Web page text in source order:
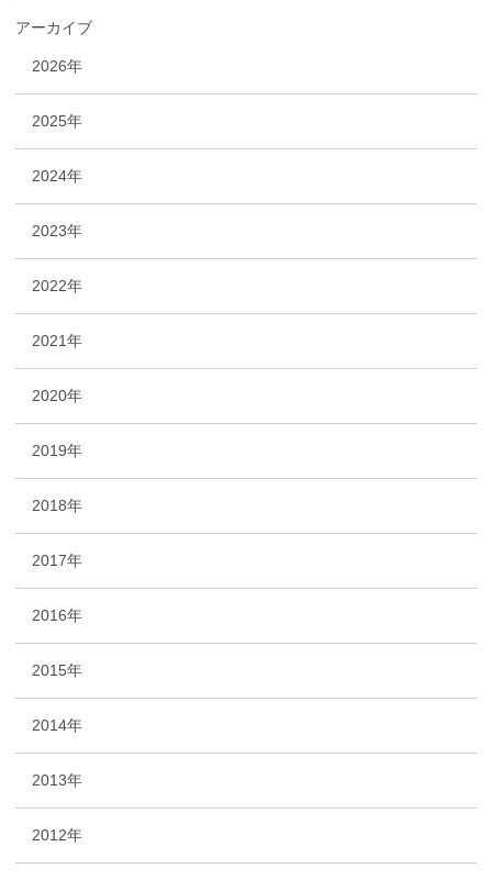
アーカイブ
2026年
2025年
2024年
2023年
2022年
2021年
2020年
2019年
2018年
2017年
2016年
2015年
2014年
2013年
2012年